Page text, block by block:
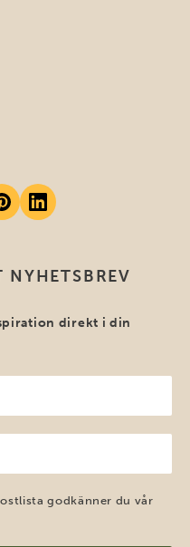
direkt i din
godkänner du vår